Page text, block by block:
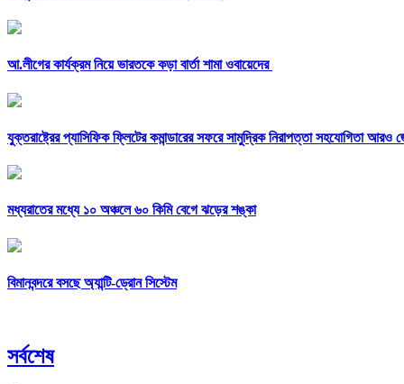
আ.লীগের কার্যক্রম নিয়ে ভারতকে কড়া বার্তা শামা ওবায়েদের
যুক্তরাষ্ট্রের প্যাসিফিক ফ্লিটের কমান্ডারের সফরে সামুদ্রিক নিরাপত্তা সহযোগিতা আরও
মধ্যরাতের মধ্যে ১০ অঞ্চলে ৬০ কিমি বেগে ঝড়ের শঙ্কা
বিমানবন্দরে বসছে অ্যান্টি-ড্রোন সিস্টেম
সর্বশেষ